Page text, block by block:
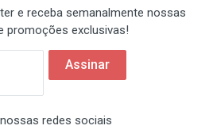
Ghost)
e receba semanalmente nossas
promoções exclusivas!
Assinar
redes sociais